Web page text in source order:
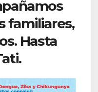
familiares,
Hasta